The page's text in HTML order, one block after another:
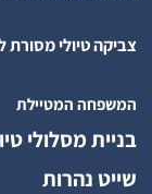
צביקה טיולי מסורת
המשפחה המטיילת
בניית מסלולי
שייט נהרות